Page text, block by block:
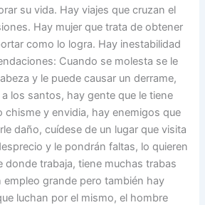
su vida. Hay viajes que cruzan el
Hay mujer que trata de obtener
como lo logra. Hay inestabilidad
Cuando se molesta se le
y le puede causar un derrame,
los santos, hay gente que le tiene
chisme y envidia, hay enemigos que
daño, cuídese de un lugar que visita
y le pondrán faltas, lo quieren
donde trabaja, tiene muchas trabas
empleo grande pero también hay
luchan por el mismo, el hombre